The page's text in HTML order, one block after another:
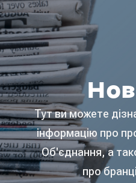
Тут ви можете
інформацію про
Об'єднання, а
про